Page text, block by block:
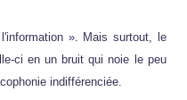
». Mais surtout, le
ci en un bruit qui noie le peu
indifférenciée.